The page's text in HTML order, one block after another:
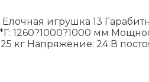
игрушка 13
1260?1000?1000 мм
кг Напряжение: 24 В